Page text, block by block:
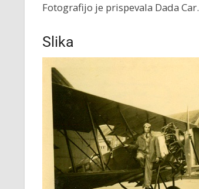
Fotografijo je prispevala Dada Car.
Slika